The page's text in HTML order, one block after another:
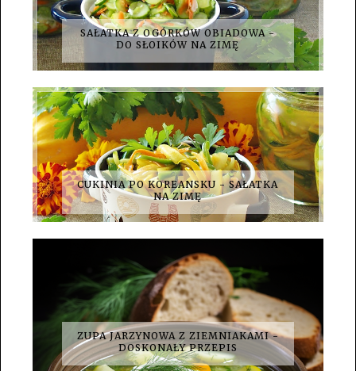
SAŁATKA Z OGÓRKÓW OBIADOWA -
DO SŁOIKÓW NA ZIMĘ
CUKINIA PO KOREANSKU - SAŁATKA
NA ZIMĘ
ZUPA JARZYNOWA Z ZIEMNIAKAMI -
DOSKONAŁY PRZEPIS